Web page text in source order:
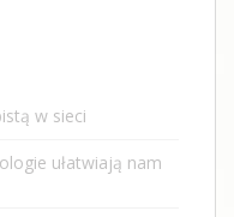
w sieci
ułatwiają nam